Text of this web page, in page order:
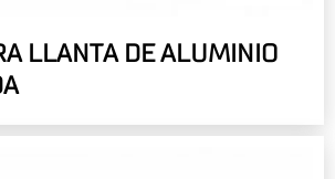
LLANTA DE ALUMINIO